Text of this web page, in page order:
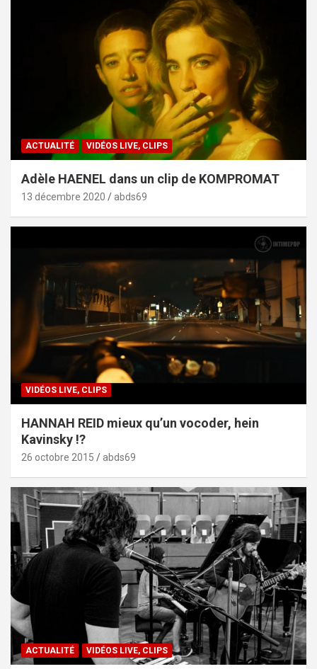
ACTUALITÉ VIDÉOS LIVE, CLIPS
Adèle HAENEL dans un clip de KOMPROMAT
13 décembre 2020 abds69
VIDÉOS LIVE, CLIPS
HANNAH REID mieux qu’un vocoder, hein
Kavinsky !?
26 octobre 2015 abds69
ACTUALITÉ VIDÉOS LIVE, CLIPS